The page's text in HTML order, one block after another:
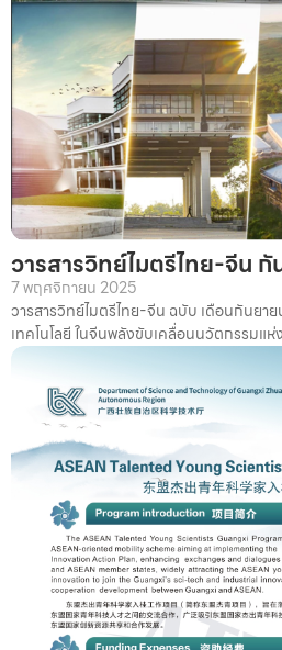
วารสารวิทย์ไมตรีไทย-จีน
7 พฤศจิกายน 2025
วารสารวิทย์ไมตรีไทย-จีน ฉบับ เดือนกันยา
เทคโนโลยี ในจีนพลังขับเคลื่อนนวัตกรรมแ